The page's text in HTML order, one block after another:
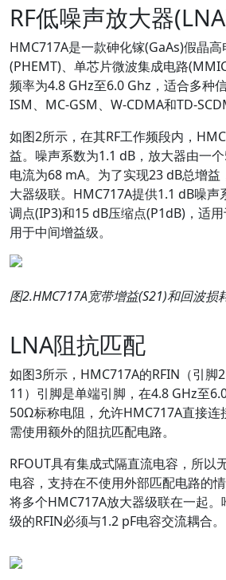
RF低噪声放大器
HMC717A是一款砷化镓(GaAs)假晶
(PHEMT)、单芯片微波集成电路
频率为4.8 GHz至6.0 Ghz，适合多种
ISM、MC-GSM、W-CDMA和TD-
如图2所示，在其RF工作频段内，
益。噪声系数为1.1 dB，放大器由一
电流为68 mA。为了实现23 dB总增
大器级联。HMC717A提供1.1 dB噪声
调点(IP3)和15 dB压缩点(P1dB)，适
用于中间增益级。
图2.HMC717A宽带增益(S21)和回波损
LNA阻抗匹配
如图3所示，HMC717A的RFIN（引脚
11）引脚是单端引脚，在4.8 GHz至
50Ω标称电阻，允许HMC717A直接
需使用额外的阻抗匹配电路。
RFOUT具有集成式隔直流电容，所以
电容，支持在不使用外部匹配电路的
将多个HMC717A放大器级联在一起
级的RFIN必须与1.2 pF电容交流耦合。